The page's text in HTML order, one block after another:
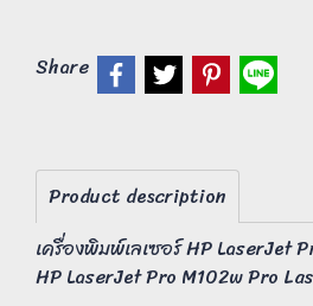
Share
Product description
เครื่องพิมพ์เลเซอร์ HP LaserJet
HP LaserJet Pro M102w Pro